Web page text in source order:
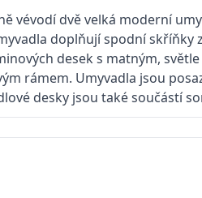
vévodí dvě velká moderní
doplňují spodní
desek s matným,
rámem. Umyvadla jsou
desky jsou také součástí